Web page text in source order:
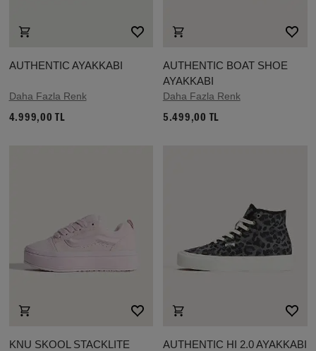
AUTHENTIC AYAKKABI
Daha Fazla Renk
4.999,00 TL
AUTHENTIC BOAT SHOE
AYAKKABI
Daha Fazla Renk
5.499,00 TL
KNU SKOOL STACKLITE
AUTHENTIC HI 2.0 AYAKKABI